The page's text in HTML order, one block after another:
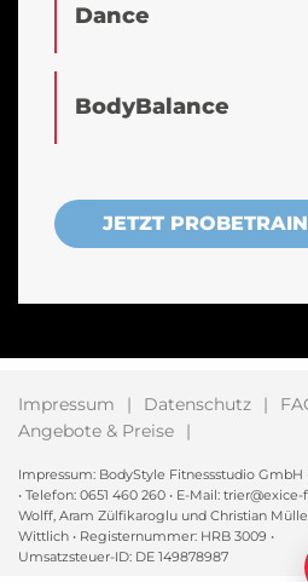
Dance
BodyBalance
JETZT
Impressum Datenschutz
Angebote & Preise
Impressum: BodyStyle Fitnessstudio GmbH
• Telefon: 0651 460 260 • E-Mail:
Wolff, Aram Zülfikaroglu und Christian
Wittlich • Registernummer: HRB 3009 •
Umsatzsteuer-ID: DE 149878987